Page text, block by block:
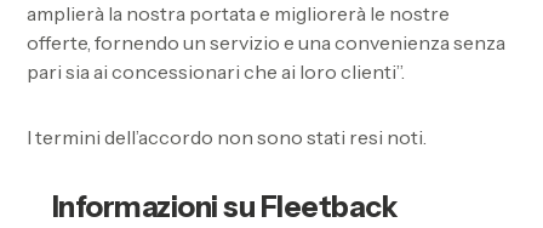
amplierà la nostra portata e migliorerà le nostre
offerte, fornendo un servizio e una convenienza senza
pari sia ai concessionari che ai loro clienti”.
I termini dell’accordo non sono stati resi noti.
Informazioni su Fleetback